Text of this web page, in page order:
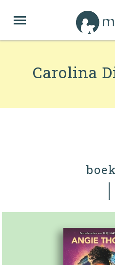
Carolina